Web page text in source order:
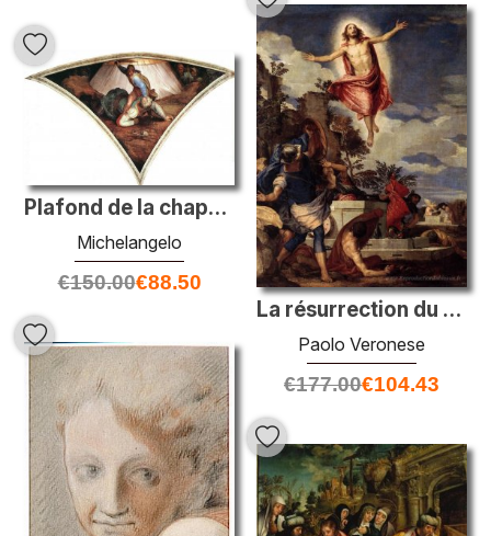
La résurrection du Christ
Paolo Veronese
€177.00€104.43
Plafond de la chapelle Sixtine: David et Goliath
Michelangelo
€150.00€88.50